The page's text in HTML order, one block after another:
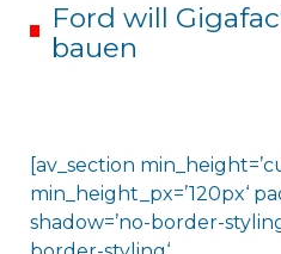
Ford will
bauen
[av_section
min_height_px=’120px‘
shadow=’no-border-